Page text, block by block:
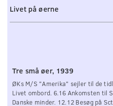
Livet på øerne
Tre små øer, 1939
ØKs M/S "Amerika" sejler til de
Livet ombord. 6.16 Ankomsten til
Danske minder. 12.12 Besøg på